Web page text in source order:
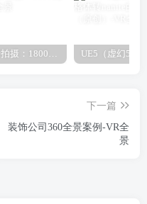
下一篇
装饰公司360全景案例-VR全
景